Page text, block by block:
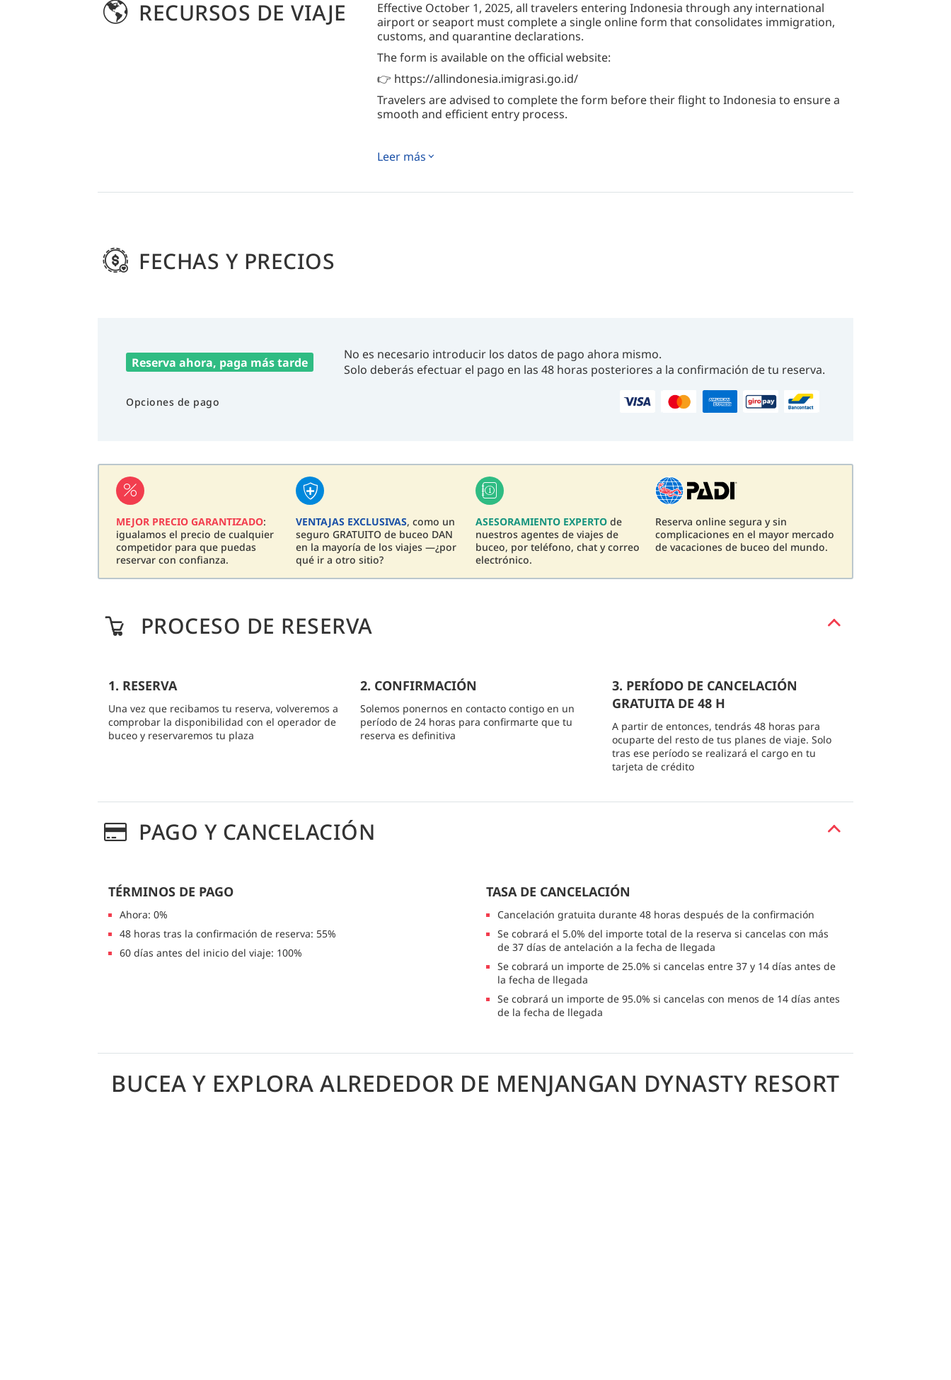
RECURSOS DE VIAJE
Effective October 1, 2025, all travelers entering Indonesia through any international
airport or seaport must complete a single online form that consolidates immigration,
customs, and quarantine declarations.
The form is available on the official website:
👉 https://allindonesia.imigrasi.go.id/
Travelers are advised to complete the form before their flight to Indonesia to ensure a
smooth and efficient entry process.
Leer más
FECHAS Y PRECIOS
Reserva ahora, paga más tarde
No es necesario introducir los datos de pago ahora mismo.
Solo deberás efectuar el pago en las 48 horas posteriores a la confirmación de tu reserva.
Opciones de pago
MEJOR PRECIO GARANTIZADO:
igualamos el precio de cualquier
competidor para que puedas
reservar con confianza.
VENTAJAS EXCLUSIVAS, como un
seguro GRATUITO de buceo DAN
en la mayoría de los viajes —¿por
qué ir a otro sitio?
ASESORAMIENTO EXPERTO de
nuestros agentes de viajes de
buceo, por teléfono, chat y correo
electrónico.
Reserva online segura y sin
complicaciones en el mayor mercado
de vacaciones de buceo del mundo.
PROCESO DE RESERVA
1. RESERVA
Una vez que recibamos tu reserva, volveremos a
comprobar la disponibilidad con el operador de
buceo y reservaremos tu plaza
2. CONFIRMACIÓN
Solemos ponernos en contacto contigo en un
período de 24 horas para confirmarte que tu
reserva es definitiva
3. PERÍODO DE CANCELACIÓN
GRATUITA DE 48 H
A partir de entonces, tendrás 48 horas para
ocuparte del resto de tus planes de viaje. Solo
tras ese período se realizará el cargo en tu
tarjeta de crédito
PAGO Y CANCELACIÓN
TÉRMINOS DE PAGO
Ahora: 0%
48 horas tras la confirmación de reserva: 55%
60 días antes del inicio del viaje: 100%
TASA DE CANCELACIÓN
Cancelación gratuita durante 48 horas después de la confirmación
Se cobrará el 5.0% del importe total de la reserva si cancelas con más
de 37 días de antelación a la fecha de llegada
Se cobrará un importe de 25.0% si cancelas entre 37 y 14 días antes de
la fecha de llegada
Se cobrará un importe de 95.0% si cancelas con menos de 14 días antes
de la fecha de llegada
BUCEA Y EXPLORA ALREDEDOR DE MENJANGAN DYNASTY RESORT